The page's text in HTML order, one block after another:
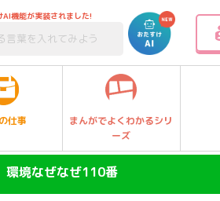
AI機能が実装されました!
仕事
まんがでよくわかるシリ
ーズ
環境なぜなぜ110番